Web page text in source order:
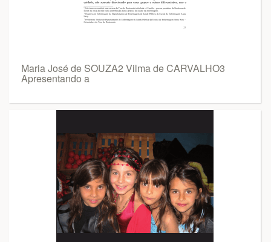
Maria José de SOUZA2 Vilma de CARVALHO3
Apresentando a